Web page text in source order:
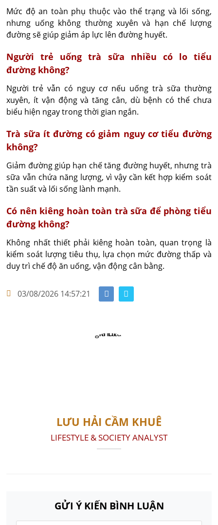
Mức độ an toàn phụ thuộc vào thể trạng và lối sống,
nhưng uống không thường xuyên và hạn chế lượng
đường sẽ giúp giảm áp lực lên đường huyết.
Người trẻ uống trà sữa nhiều có lo tiểu
đường không?
Người trẻ vẫn có nguy cơ nếu uống trà sữa thường
xuyên, ít vận động và tăng cân, dù bệnh có thể chưa
biểu hiện ngay trong thời gian ngắn.
Trà sữa ít đường có giảm nguy cơ tiểu đường
không?
Giảm đường giúp hạn chế tăng đường huyết, nhưng trà
sữa vẫn chứa năng lượng, vì vậy cần kết hợp kiểm soát
tần suất và lối sống lành mạnh.
Có nên kiêng hoàn toàn trà sữa để phòng tiểu
đường không?
Không nhất thiết phải kiêng hoàn toàn, quan trọng là
kiểm soát lượng tiêu thụ, lựa chọn mức đường thấp và
duy trì chế độ ăn uống, vận động cân bằng.
03/08/2026 14:57:21
LƯU HẢI CẦM KHUÊ
LIFESTYLE & SOCIETY ANALYST
GỬI Ý KIẾN BÌNH LUẬN